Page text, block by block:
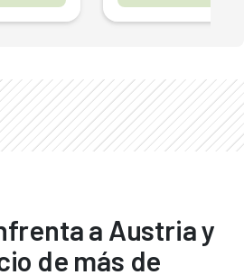
a Austria y
de más de